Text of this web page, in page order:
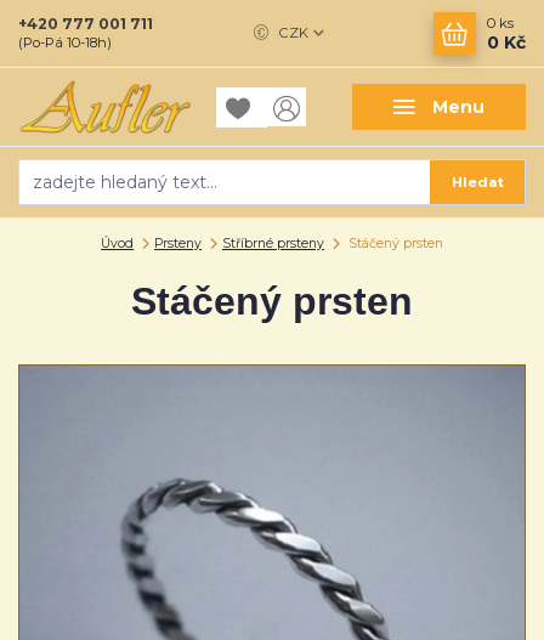
Menu
CZK
Hledat
+420 777 001 711
(Po-Pá 10-18h)
0 ks
0 Kč
Úvod Prsteny Stříbrné prsteny Stáčený prsten
Stáčený prsten